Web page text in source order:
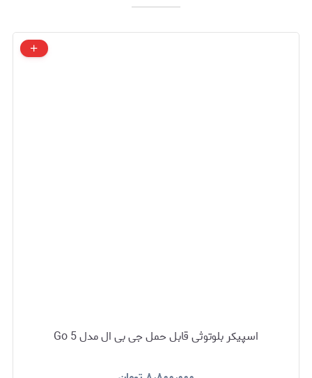
اسپیکر بلوتوثی قابل حمل جی بی ال مدل Go 5